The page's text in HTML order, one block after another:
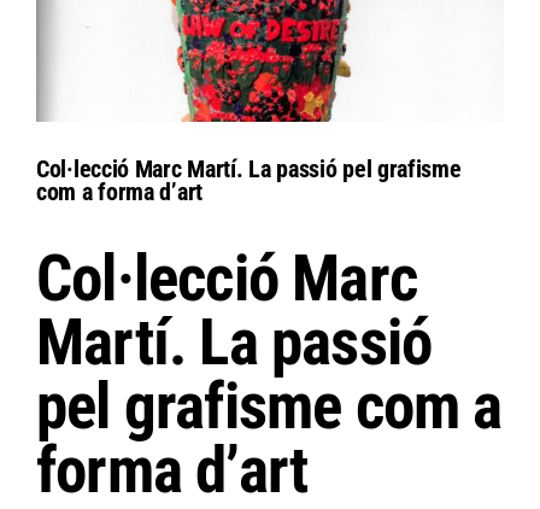
Col·lecció Marc Martí. La passió pel grafisme
com a forma d’art
Col·lecció Marc
Martí. La passió
pel grafisme com a
forma d’art